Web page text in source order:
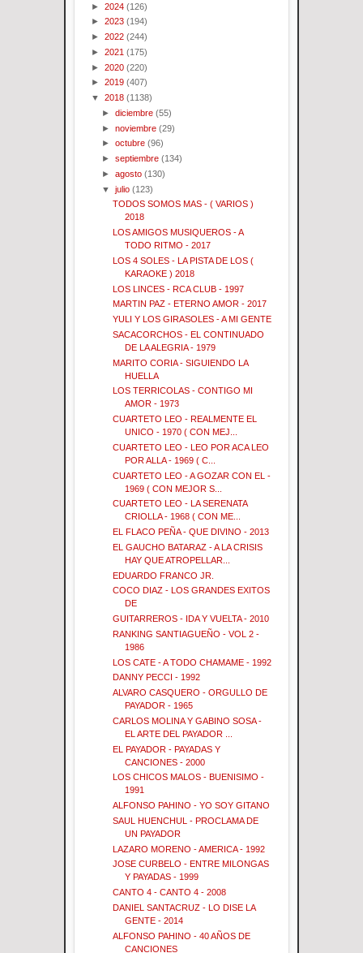
► 2024 (126)
► 2023 (194)
► 2022 (244)
► 2021 (175)
► 2020 (220)
► 2019 (407)
▼ 2018 (1138)
►diciembre (55)
►noviembre (29)
►octubre (96)
►septiembre (134)
►agosto (130)
▼julio (123)
TODOS SOMOS MAS - ( VARIOS )
2018
LOS AMIGOS MUSIQUEROS - A
TODO RITMO - 2017
LOS 4 SOLES - LA PISTA DE LOS (
KARAOKE ) 2018
LOS LINCES - RCA CLUB - 1997
MARTIN PAZ - ETERNO AMOR - 2017
YULI Y LOS GIRASOLES - A MI GENTE
SACACORCHOS - EL CONTINUADO
DE LA ALEGRIA - 1979
MARITO CORIA - SIGUIENDO LA
HUELLA
LOS TERRICOLAS - CONTIGO MI
AMOR - 1973
CUARTETO LEO - REALMENTE EL
UNICO - 1970 ( CON MEJ...
CUARTETO LEO - LEO POR ACA LEO
POR ALLA - 1969 ( C...
CUARTETO LEO - A GOZAR CON EL -
1969 ( CON MEJOR S...
CUARTETO LEO - LA SERENATA
CRIOLLA - 1968 ( CON ME...
EL FLACO PEÑA - QUE DIVINO - 2013
EL GAUCHO BATARAZ - A LA CRISIS
HAY QUE ATROPELLAR...
EDUARDO FRANCO JR.
COCO DIAZ - LOS GRANDES EXITOS
DE
GUITARREROS - IDA Y VUELTA - 2010
RANKING SANTIAGUEÑO - VOL 2 -
1986
LOS CATE - A TODO CHAMAME - 1992
DANNY PECCI - 1992
ALVARO CASQUERO - ORGULLO DE
PAYADOR - 1965
CARLOS MOLINA Y GABINO SOSA -
EL ARTE DEL PAYADOR ...
EL PAYADOR - PAYADAS Y
CANCIONES - 2000
LOS CHICOS MALOS - BUENISIMO -
1991
ALFONSO PAHINO - YO SOY GITANO
SAUL HUENCHUL - PROCLAMA DE
UN PAYADOR
LAZARO MORENO - AMERICA - 1992
JOSE CURBELO - ENTRE MILONGAS
Y PAYADAS - 1999
CANTO 4 - CANTO 4 - 2008
DANIEL SANTACRUZ - LO DISE LA
GENTE - 2014
ALFONSO PAHINO - 40 AÑOS DE
CANCIONES